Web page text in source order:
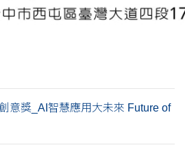
意獎_AI智慧應用大未來 Future of